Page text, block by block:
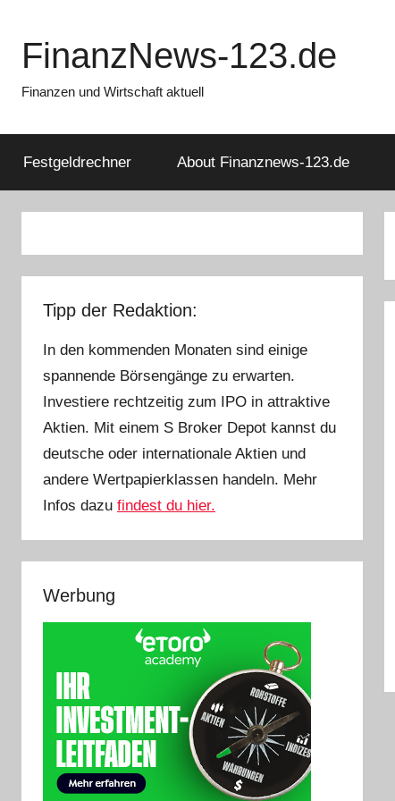
springen
FinanzNews-123.de
Finanzen und Wirtschaft aktuell
Festgeldrechner About Finanznews-123.de
Tipp der Redaktion:
In den kommenden Monaten sind einige
spannende Börsengänge zu erwarten.
Investiere rechtzeitig zum IPO in attraktive
Aktien. Mit einem S Broker Depot kannst du
deutsche oder internationale Aktien und
andere Wertpapierklassen handeln. Mehr
Infos dazu findest du hier.
Werbung